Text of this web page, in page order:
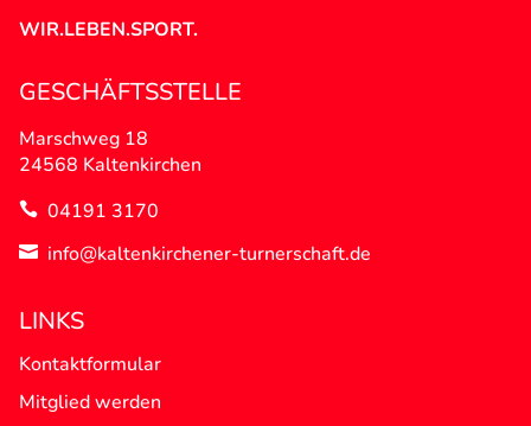
WIR.LEBEN.SPORT.
GESCHÄFTSSTELLE
Marschweg 18
24568 Kaltenkirchen
 04191 3170
 info@kaltenkirchener-turnerschaft.de
LINKS
Kontaktformular
Mitglied werden